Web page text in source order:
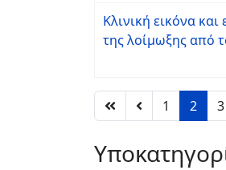
Κλινική εικόνα
της λοίμωξης από
1 2 3